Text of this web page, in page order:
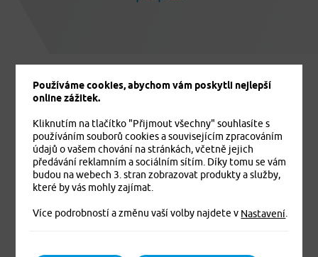
Jistíme vás. To je jisté
Používáme cookies, abychom vám poskytli nejlepší
online zážitek.
Kliknutím na tlačítko "Přijmout všechny" souhlasíte s
používáním souborů cookies a souvisejícím zpracováním
údajů o vašem chování na stránkách, včetně jejich
předávání reklamním a sociálním sítím. Díky tomu se vám
budou na webech 3. stran zobrazovat produkty a služby,
které by vás mohly zajímat.
Více podrobností a změnu vaší volby najdete v Nastavení